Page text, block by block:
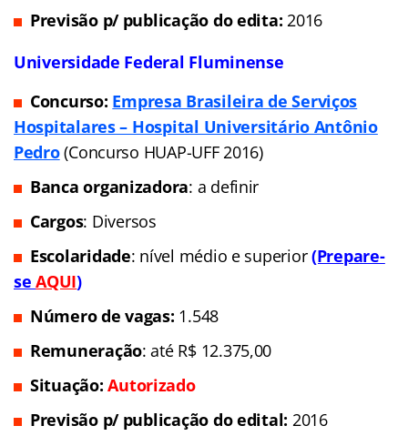
Previsão p/ publicação do edita:2016
Universidade Federal Fluminense
Concurso: Empresa Brasileira de Serviços
Hospitalares – Hospital Universitário Antônio
Pedro(Concurso HUAP-UFF 2016)
Banca organizadora: a definir
Cargos: Diversos
Escolaridade: nível médio e superior(Prepare-
seAQUI)
Número de vagas: 1.548
Remuneração: até R$ 12.375,00
Situação:Autorizado
Previsão p/ publicação do edital: 2016